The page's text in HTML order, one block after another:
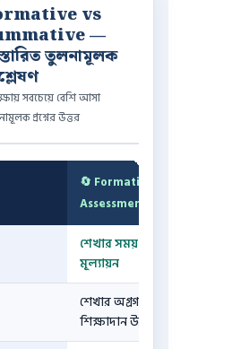
vs
—
তুলনামূলক
সবচেয়ে বেশি আসা
প্রশ্নের উত্তর
🔄 Formative
Assessment
শেখার সময় চলমান
মূল্যায়ন
শেখার অগ্রগতি পর্যবেক্ষণ ও
শিক্ষাদান উন্নত করা